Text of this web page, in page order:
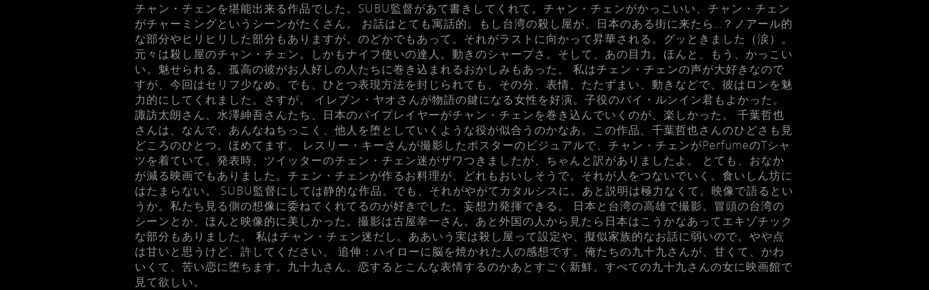
チャン・チェンを堪能出来る作品でした。SUBU監督があて書きしてくれて。チャン・チェンがかっこいい、チャン・チェン
がチャーミングというシーンがたくさん。 お話はとても寓話的。もし台湾の殺し屋が、日本のある街に来たら…？ノアール的
な部分やヒリヒリした部分もありますが。のどかでもあって。それがラストに向かって昇華される。グッときました（涙）。
元々は殺し屋のチャン・チェン。しかもナイフ使いの達人。動きのシャープさ。そして、あの目力。ほんと、もう、かっこい
い。魅せられる。孤高の彼がお人好しの人たちに巻き込まれるおかしみもあった。 私はチェン・チェンの声が大好きなので
すが、今回はセリフ少なめ。でも、ひとつ表現方法を封じられても、その分、表情、たたずまい、動きなどで、彼はロンを魅
力的にしてくれました。さすが。 イレブン・ヤオさんが物語の鍵になる女性を好演。子役のバイ・ルンイン君もよかった。
諏訪太朗さん、水澤紳吾さんたち、日本のバイプレイヤーがチャン・チェンを巻き込んでいくのが、楽しかった。 千葉哲也
さんは、なんで、あんなねちっこく、他人を堕としていくような役が似合うのかなあ。この作品、千葉哲也さんのひどさも見
どころのひとつ。ほめてます。 レスリー・キーさんが撮影したポスターのビジュアルで、チャン・チェンがPerfumeのTシャ
ツを着ていて。発表時、ツイッターのチェン・チェン迷がザワつきましたが、ちゃんと訳がありましたよ。 とても、おなか
が減る映画でもありました。チェン・チェンが作るお料理が、どれもおいしそうで。それが人をつないでいく。食いしん坊に
はたまらない。 SUBU監督にしては静的な作品。でも、それがやがてカタルシスに。あと説明は極力なくて。映像で語るとい
うか。私たち見る側の想像に委ねてくれてるのが好きでした。妄想力発揮できる。 日本と台湾の高雄で撮影。冒頭の台湾の
シーンとか、ほんと映像的に美しかった。撮影は古屋幸一さん。あと外国の人から見たら日本はこうかなあってエキゾチック
な部分もありました。 私はチャン・チェン迷だし。ああいう実は殺し屋って設定や、擬似家族的なお話に弱いので。やや点
は甘いと思うけど、許してください。 追伸：ハイローに脳を焼かれた人の感想です。俺たちの九十九さんが、甘くて、かわ
いくて、苦い恋に堕ちます。九十九さん、恋するとこんな表情するのかあとすごく新鮮。すべての九十九さんの女に映画館で
見て欲しい。